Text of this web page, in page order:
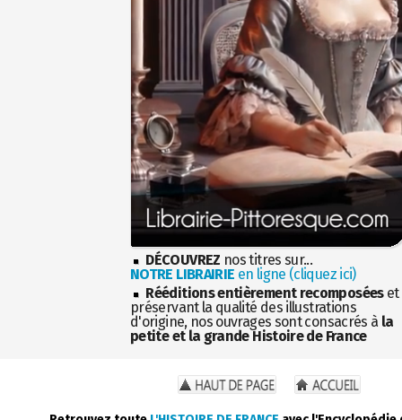
DÉCOUVREZ nos titres sur...
NOTRE LIBRAIRIE en ligne (cliquez ici)
Rééditions entièrement recomposéeset
préservant la qualité des illustrations
d'origine, nos ouvrages sont consacrés à la
petite et la grande Histoire de France